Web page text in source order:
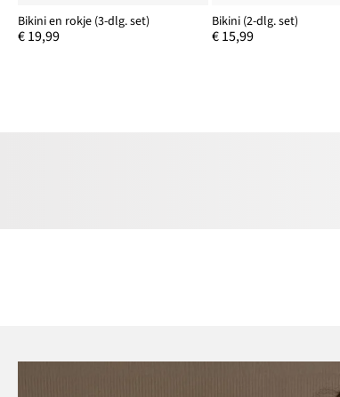
Bikini en rokje (3-dlg. set)
€ 19,99
Bikini (2-dlg. set)
€ 15,99